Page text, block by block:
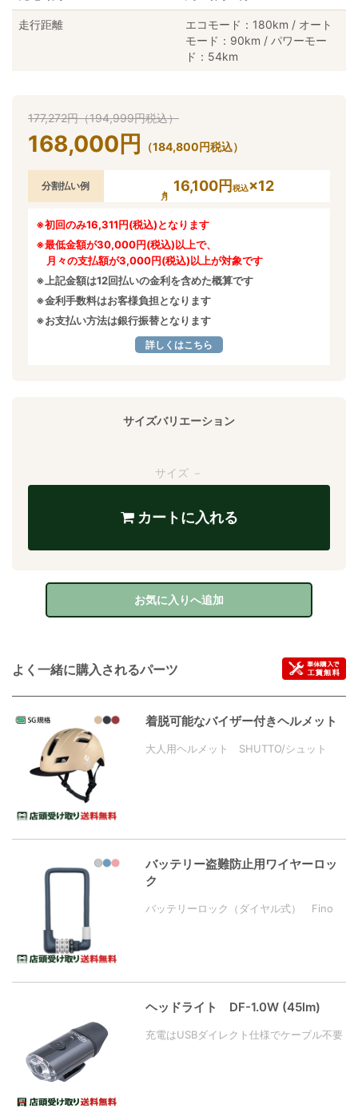
走行距離
エコモード：180km / オート
モード：90km / パワーモー
ド：54km
177,272円（194,999円税込）
168,000円 （184,800円税込）
分割払い例 16,100円 税込×12
※初回のみ16,311円(税込)となります
※最低金額が30,000円(税込)以上で、
月々の支払額が3,000円(税込)以上が対象です
※上記金額は12回払いの金利を含めた概算です
※金利手数料はお客様負担となります
※お支払い方法は銀行振替となります
詳しくはこちら
サイズバリエーション
サイズ －
カートに入れる
お気に入りへ追加
よく一緒に購入されるパーツ
着脱可能なバイザー付きヘルメット
大人用ヘルメット SHUTTO/シュット
バッテリー盗難防止用ワイヤーロッ
ク
バッテリーロック（ダイヤル式） Fino
ヘッドライト DF-1.0W (45lm)
充電はUSBダイレクト仕様でケーブル不要